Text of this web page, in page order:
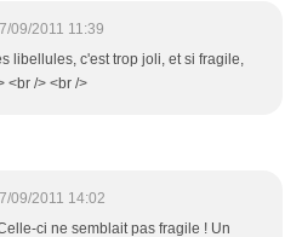
09/2011 11:39
libellules, c'est trop joli, et si fragile,
<br /> <br />
09/2011 14:02
ci ne semblait pas fragile ! Un